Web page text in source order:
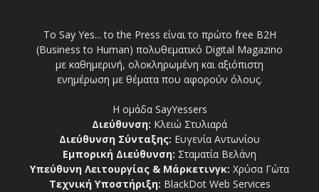
Το Say Yes... to the Press είναι το πρώτο free Β2Η
(Business to Human) πολυθεματικό Digital Magazino
με καθημερινή, ολοκληρωμένη και αξιόπιστη
ενημέρωση με θέματα που αφορούν όλους.
Η ομάδα SayYessers
Διεύθυνση: Κλειώ Στυλιαρά
Διεύθυνση Σύνταξης: Ευγενία Αντωνίου
Εμπορική Διεύθυνση: Σταματία Βελάνη
Υπεύθυνη Λειτουργίας & Μάρκετινγκ: Χρύσα Γώτα
Τεχνική Υποστήριξη: BlackDot Web Services